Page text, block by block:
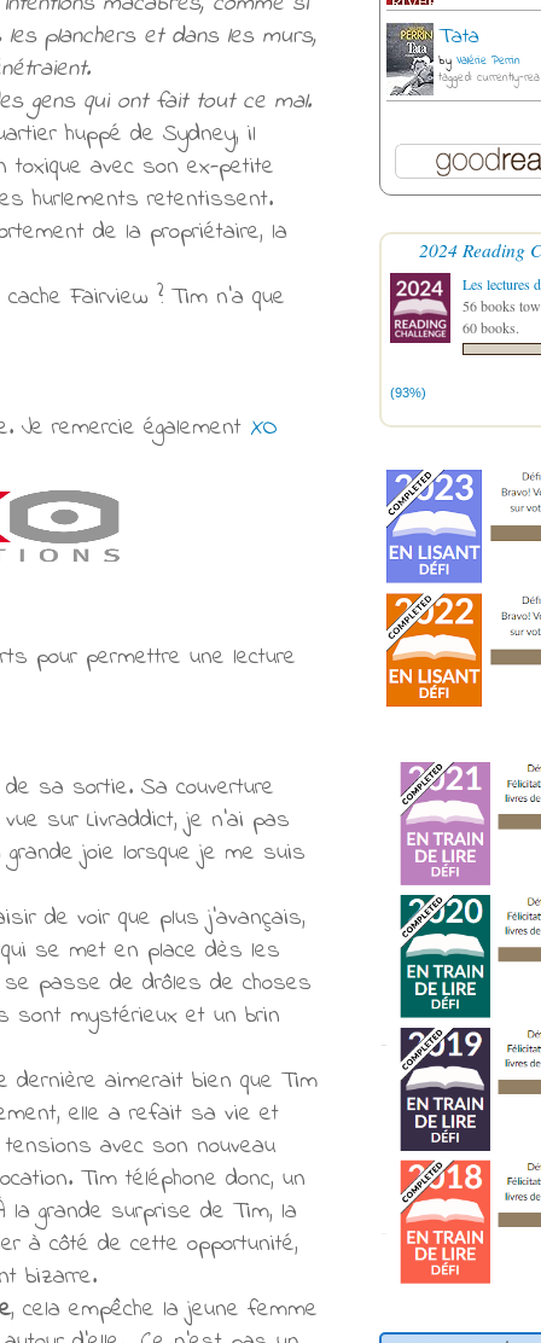
plan­chers et dans les murs,
gens qui ont fait tout ce mal.
huppé de Sydney, il
toxi­que avec son ex-petite
hur­le­ments reten­tis­sent.
de la pro­prié­taire, la
Fairview ? Tim n’a que
Je remercie également XO
pour permettre une lecture
sa sortie. Sa couverture
sur Livraddict, je n'ai pas
joie lorsque je me suis
de voir que plus j'avançais,
se met en place dès les
passe de drôles de choses
sont mystérieux et un brin
dernière aimerait bien que Tim
elle a refait sa vie et
avec son nouveau
Tim téléphone donc, un
la grande surprise de Tim, la
à côté de cette opportunité,
bizarre.
, cela empêche la jeune femme
Tata
by Valérie Perrin
tagged: currently-
2024 Reading
Les lectures
56 books
60 books.
(93%)